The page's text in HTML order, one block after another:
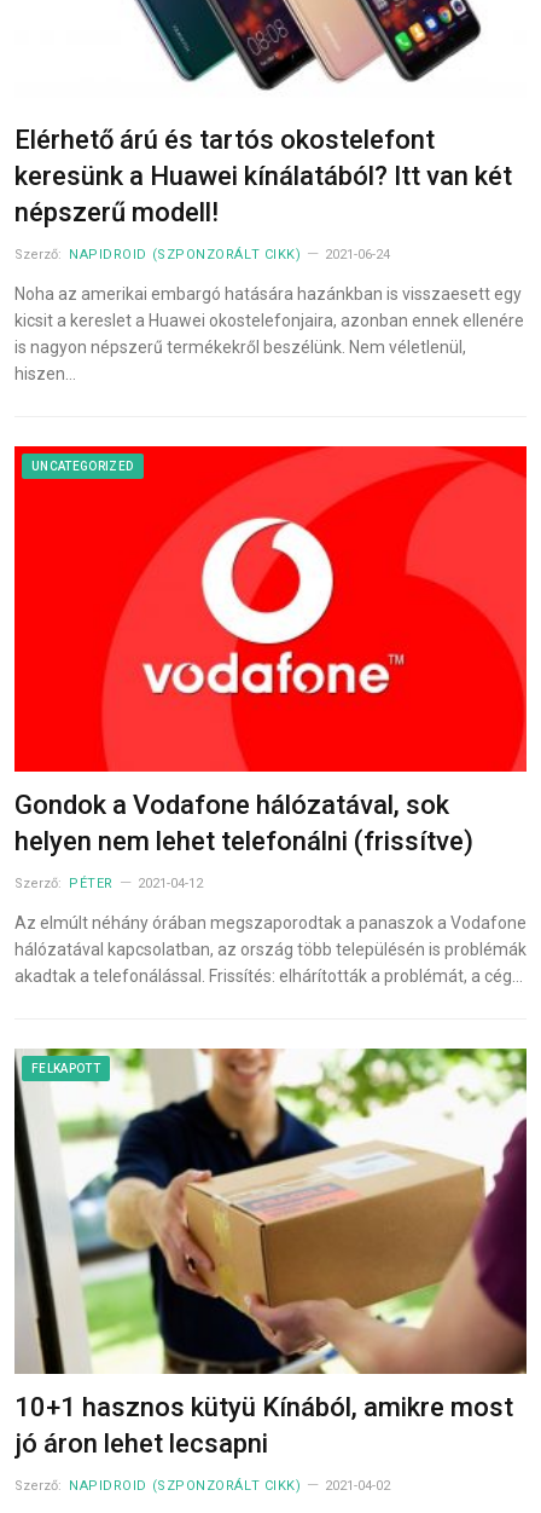
Elérhető árú és tartós okostelefont
keresünk a Huawei kínálatából? Itt van két
népszerű modell!
Szerző: NAPIDROID (SZPONZORÁLT CIKK) 2021-06-24
Noha az amerikai embargó hatására hazánkban is visszaesett egy
kicsit a kereslet a Huawei okostelefonjaira, azonban ennek ellenére
is nagyon népszerű termékekről beszélünk. Nem véletlenül,
hiszen…
UNCATEGORIZED
Gondok a Vodafone hálózatával, sok
helyen nem lehet telefonálni (frissítve)
Szerző: PÉTER 2021-04-12
Az elmúlt néhány órában megszaporodtak a panaszok a Vodafone
hálózatával kapcsolatban, az ország több településén is problémák
akadtak a telefonálással. Frissítés: elhárították a problémát, a cég…
FELKAPOTT
10+1 hasznos kütyü Kínából, amikre most
jó áron lehet lecsapni
Szerző: NAPIDROID (SZPONZORÁLT CIKK) 2021-04-02